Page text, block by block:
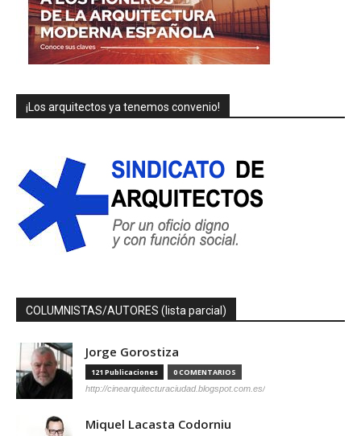
¡Los arquitectos ya tenemos convenio!
COLUMNISTAS/AUTORES (lista parcial)
Jorge Gorostiza
121 Publicaciones 0 COMENTARIOS
http://cinearquitecturaciudad.blogspot.com.es/
Miquel Lacasta Codorniu